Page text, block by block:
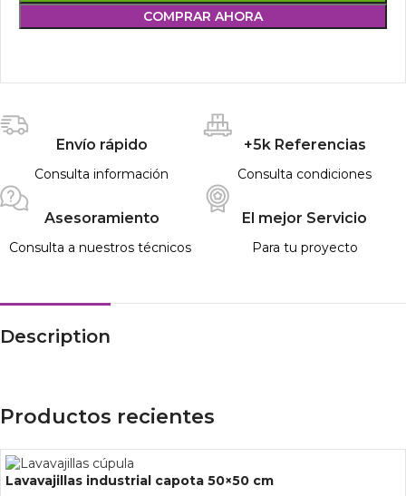
COMPRAR AHORA
Envío rápido
Consulta información
+5k Referencias
Consulta condiciones
Asesoramiento
Consulta a nuestros técnicos
El mejor Servicio
Para tu proyecto
Description
Productos recientes
Lavavajillas industrial capota 50×50 cm